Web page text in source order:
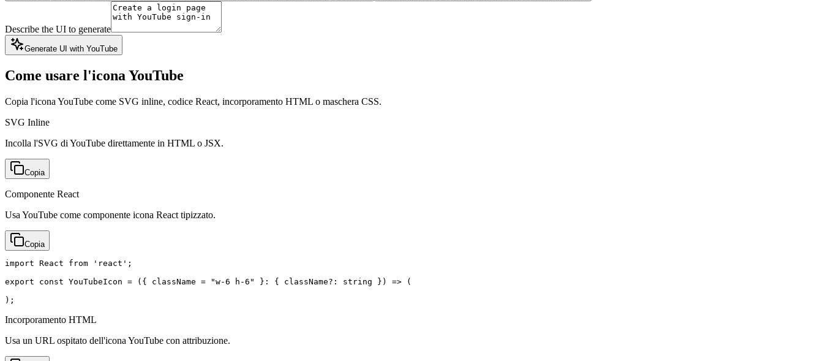
Describe the UI to generate
Generate UI with YouTube
Come usare l'icona YouTube
Copia l'icona YouTube come SVG inline, codice React, incorporamento HTML o maschera CSS.
SVG Inline
Incolla l'SVG di YouTube direttamente in HTML o JSX.
Copia
Componente React
Usa YouTube come componente icona React tipizzato.
Copia
import React from 'react';
export const YouTubeIcon = ({ className = "w-6 h-6" }: { className?: string }) => (
);
Incorporamento HTML
Usa un URL ospitato dell'icona YouTube con attribuzione.